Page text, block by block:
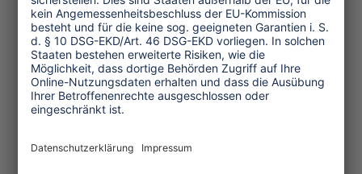
1997:82.000 ausländische Touristen +
268.000 chinesische Binnentouristen
1999:100.700 ausländische Touristen
+ rd. 320.000 Binnentouristen
+ 404.000 Binnentouristen